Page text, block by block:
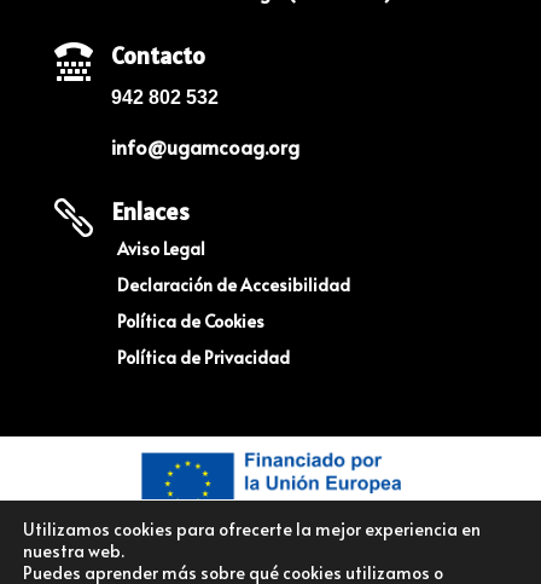
 Contacto
942 802 532
info@ugamcoag.org
 Enlaces
Aviso Legal
Declaración de Accesibilidad
Política de Cookies
Política de Privacidad
Utilizamos cookies para ofrecerte la mejor experiencia en
nuestra web.
Puedes aprender más sobre qué cookies utilizamos o